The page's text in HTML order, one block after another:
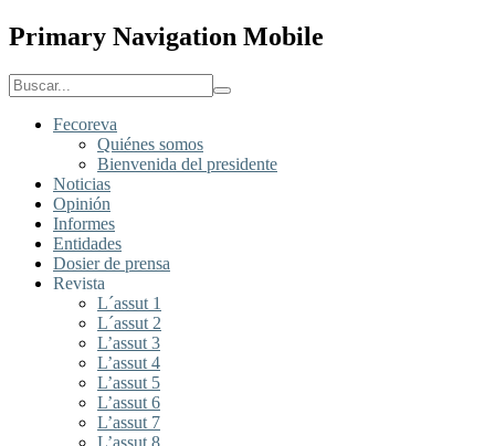
Primary Navigation Mobile
Fecoreva
Quiénes somos
Bienvenida del presidente
Noticias
Opinión
Informes
Entidades
Dosier de prensa
Revista
L´assut 1
L´assut 2
L’assut 3
L’assut 4
L’assut 5
L’assut 6
L’assut 7
L’assut 8